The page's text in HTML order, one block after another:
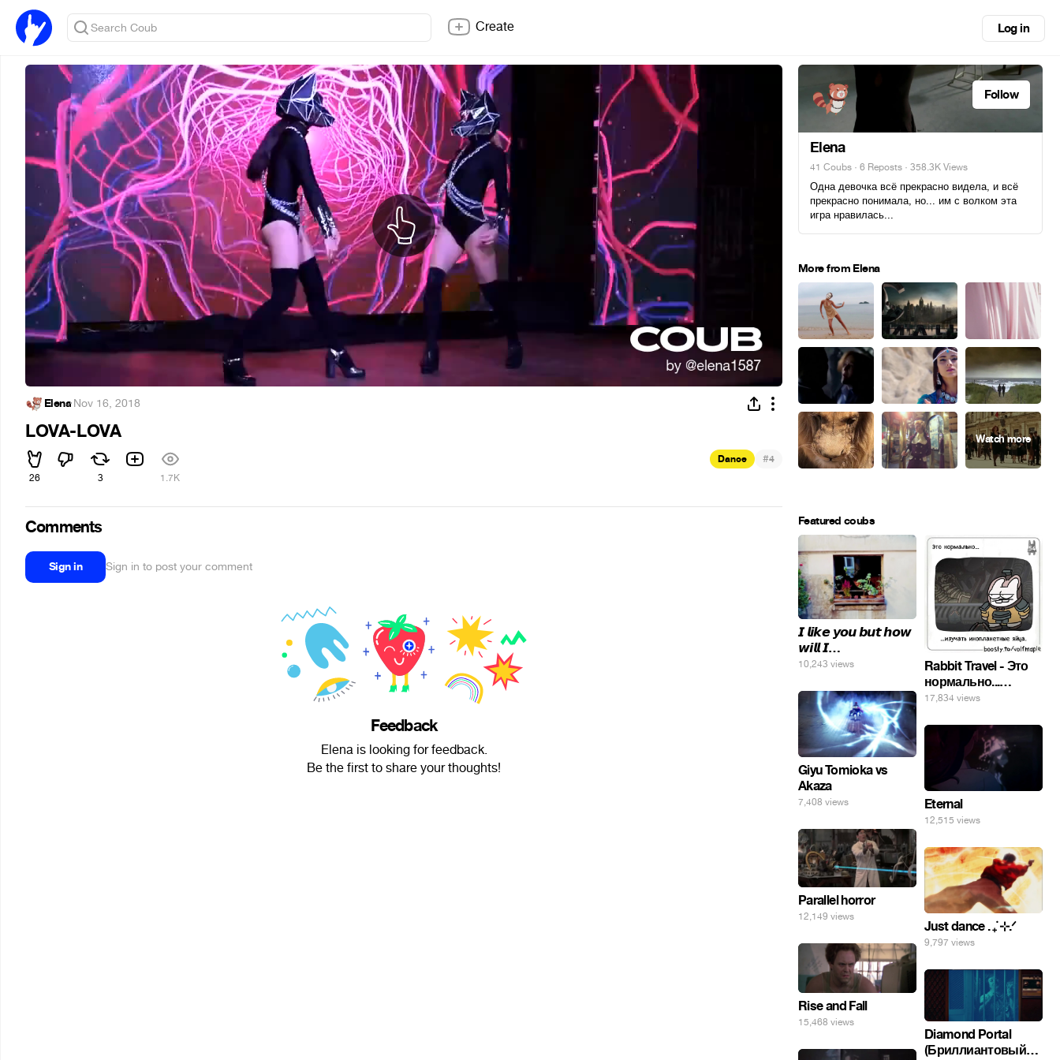
Create Log in
Elena·Nov 16, 2018
LOVA-LOVA
26 3 1.7K
Dance #4
Comments
Sign in Sign in to post your comment
Feedback
Elena is looking for feedback.
Be the first to share your thoughts!
Follow
Elena
41 Coubs · 6 Reposts · 358.3K Views
Одна девочка всё прекрасно видела, и всё
прекрасно понимала, но... им с волком эта
игра нравилась...
More from Elena
Featured coubs
𝙄 𝙡𝙞𝙠𝙚 𝙮𝙤𝙪 𝙗𝙪𝙩 𝙝𝙤𝙬
𝙬𝙞𝙡𝙡 𝙄…
10,243 views
Rabbit Travel - Это
нормально...
изучать
яйца.
17,834 views
Giyu Tomioka vs
Akaza
7,408 views Eternal
12,515 views
Parallel horror
12,149 views
Just dance . ݁₊ ⊹.ᐟ
9,797 views
Rise and Fall
15,468 views
Diamond Portal
(Бриллиантовый